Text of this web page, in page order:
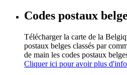
Codes postaux
Télécharger la carte de la
postaux belges classés par
de main les codes postaux
Cliquer ici pour avoir plus